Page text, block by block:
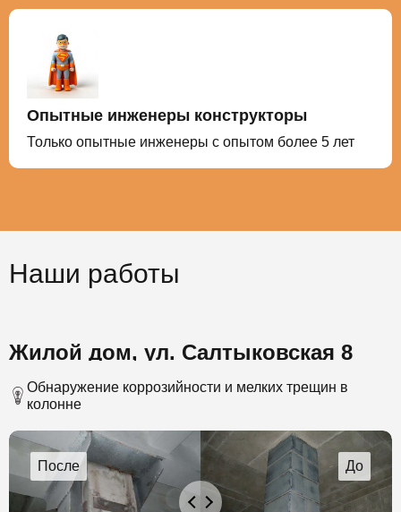
Опытные инженеры конструкторы
Только опытные инженеры с опытом более 5 лет
Наши работы
Жилой дом, ул. Салтыковская 8
Обнаружение коррозийности и мелких трещин в
колонне